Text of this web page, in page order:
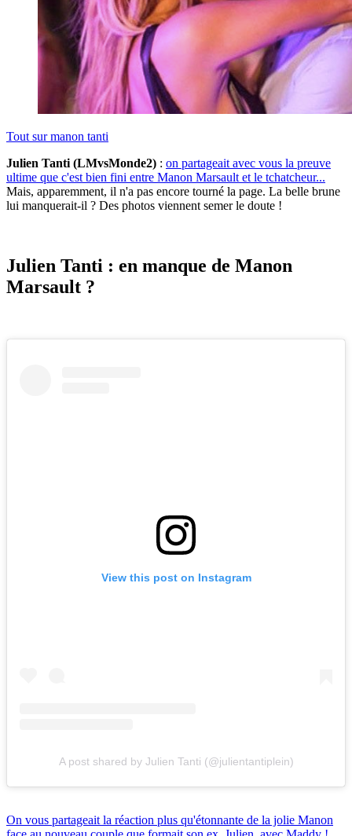
Tout surmanon tanti
Julien Tanti (LMvsMonde2) : on partageait avec vous la preuve
ultime que c'est bien fini entre Manon Marsault et le tchatcheur...
Mais, apparemment, il n'a pas encore tourné la page. La belle brune
lui manquerait-il ? Des photos viennent semer le doute !
Julien Tanti : en manque de Manon
Marsault ?
View this post on Instagram
A post shared by Julien Tanti (@julientantiplein)
On vous partageait la réaction plus qu'étonnante de la jolie Manon